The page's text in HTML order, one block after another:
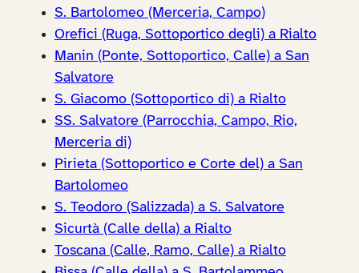
S. Bartolomeo (Merceria, Campo)
Orefici (Ruga, Sottoportico degli) a Rialto
Manin (Ponte, Sottoportico, Calle) a San
Salvatore
S. Giacomo (Sottoportico di) a Rialto
SS. Salvatore (Parrocchia, Campo, Rio,
Merceria di)
Pirieta (Sottoportico e Corte del) a San
Bartolomeo
S. Teodoro (Salizzada) a S. Salvatore
Sicurtà (Calle della) a Rialto
Toscana (Calle, Ramo, Calle) a Rialto